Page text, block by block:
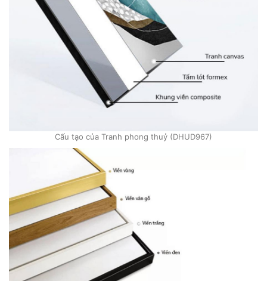
Cấu tạo của Tranh phong thuỷ (DHUD967)